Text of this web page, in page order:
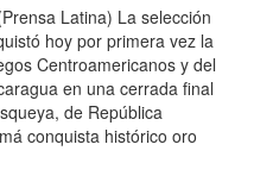
Latina) La selección
hoy por primera vez la
Centroamericanos y del
en una cerrada final
de República
conquista histórico oro